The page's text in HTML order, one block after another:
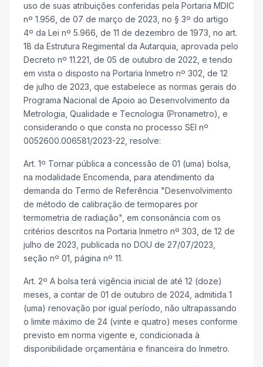
uso de suas atribuições conferidas pela Portaria MDIC
nº 1.956, de 07 de março de 2023, no § 3º do artigo
4º da Lei nº 5.966, de 11 de dezembro de 1973, no art.
18 da Estrutura Regimental da Autarquia, aprovada pelo
Decreto nº 11.221, de 05 de outubro de 2022, e tendo
em vista o disposto na Portaria Inmetro nº 302, de 12
de julho de 2023, que estabelece as normas gerais do
Programa Nacional de Apoio ao Desenvolvimento da
Metrologia, Qualidade e Tecnologia (Pronametro), e
considerando o que consta no processo SEI nº
0052600.006581/2023-22, resolve:
Art. 1º Tornar pública a concessão de 01 (uma) bolsa,
na modalidade Encomenda, para atendimento da
demanda do Termo de Referência "Desenvolvimento
de método de calibração de termopares por
termometria de radiação", em consonância com os
critérios descritos na Portaria Inmetro nº 303, de 12 de
julho de 2023, publicada no DOU de 27/07/2023,
seção nº 01, página nº 11.
Art. 2º A bolsa terá vigência inicial de até 12 (doze)
meses, a contar de 01 de outubro de 2024, admitida 1
(uma) renovação por igual período, não ultrapassando
o limite máximo de 24 (vinte e quatro) meses conforme
previsto em norma vigente e, condicionada à
disponibilidade orçamentária e financeira do Inmetro.